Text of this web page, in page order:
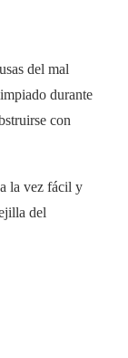
del mal
durante
con
la vez fácil y
del